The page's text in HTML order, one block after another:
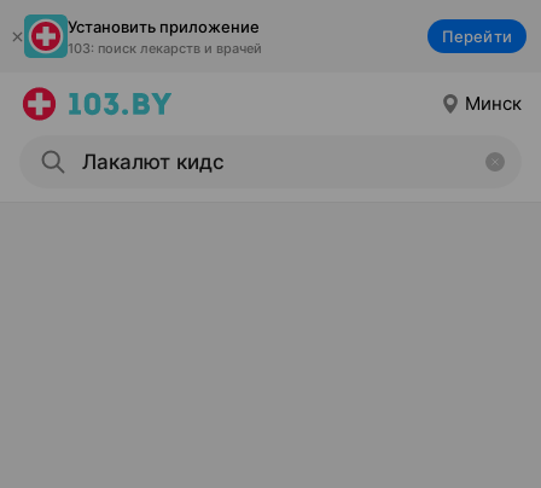
Установить приложение
103: поиск лекарств и врачей
Перейти
Минск